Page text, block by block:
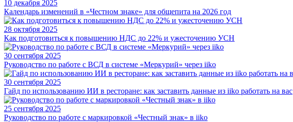
10 декабря 2025
Календарь изменений в «Честном знаке» для общепита на 2026 год
28 октября 2025
Как подготовиться к повышению НДС до 22% и ужесточению УСН
30 сентября 2025
Руководство по работе с ВСД в системе «Меркурий» через iiko
30 сентября 2025
Гайд по использованию ИИ в ресторане: как заставить данные из iiko работать на вас
25 сентября 2025
Руководство по работе с маркировкой «Честный знак» в iiko